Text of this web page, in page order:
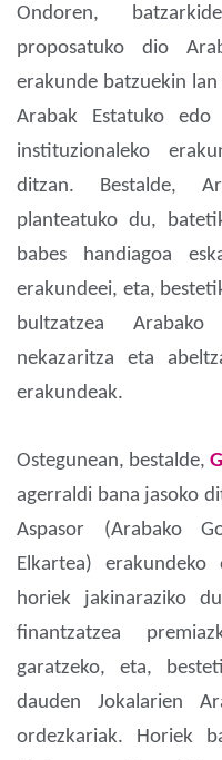
Ondoren,
proposatuko dio
erakunde batzuekin
Arabak Estatuko
instituzionaleko
ditzan. Bestalde,
planteatuko du,
babes handiagoa
erakundeei, eta,
bultzatzea Arabako
nekazaritza eta
erakundeak.
Ostegunean, bestalde,
agerraldi bana jasoko
Aspasor (Arabako
Elkartea)
horiek jakinaraziko
finantzatzea
garatzeko, eta,
dauden Jokalarien
ordezkariak. Horiek